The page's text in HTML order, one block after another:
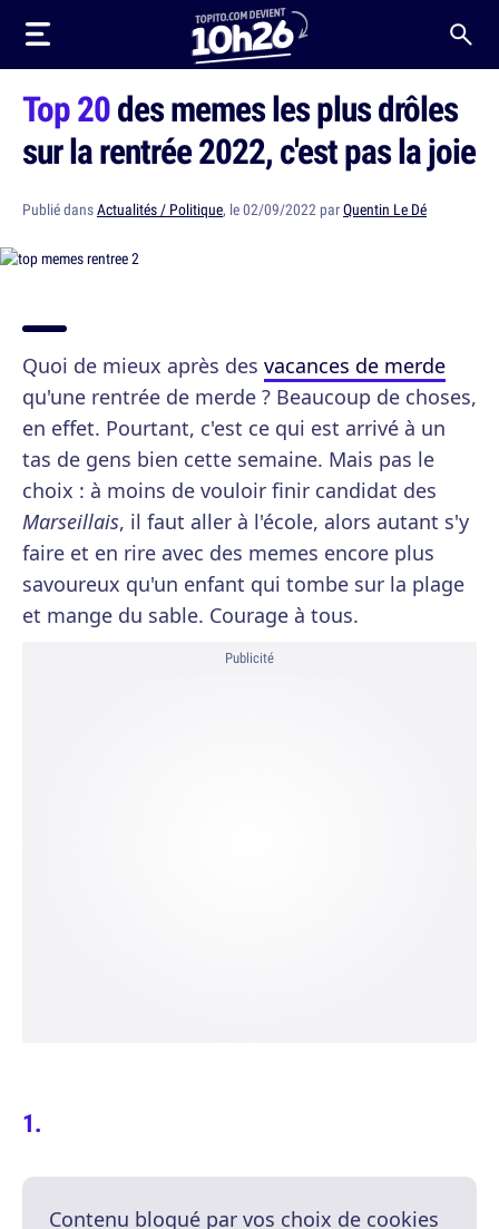
Top 20des memes les plus drôles
sur la rentrée 2022, c'est pas la joie
Publié dansActualités / Politique, le 02/09/2022 parQuentin Le Dé
Quoi de mieux après des vacances de merde
qu'une rentrée de merde ? Beaucoup de choses,
en effet. Pourtant, c'est ce qui est arrivé à un
tas de gens bien cette semaine. Mais pas le
choix : à moins de vouloir finir candidat des
Marseillais, il faut aller à l'école, alors autant s'y
faire et en rire avec des memes encore plus
savoureux qu'un enfant qui tombe sur la plage
et mange du sable. Courage à tous.
Publicité
Contenu bloqué par vos choix de cookies